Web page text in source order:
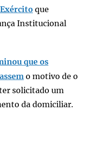
que
Institucional
que os
o motivo de o
solicitado um
da domiciliar.